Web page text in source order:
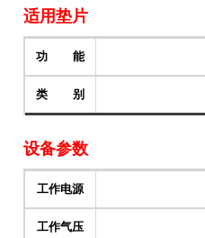
适用垫片
功 能
类 别
设备参数
工作电源
工作气压